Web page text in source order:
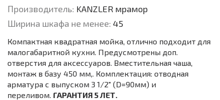
Производитель: KANZLER мрамор
Ширина шкафа не менее: 45
Компактная квадратная мойка, отлично подходит для
малогабаритной кухни. Предусмотрены доп.
отверстия для аксессуаров. Вместительная чаша,
монтаж в базу 450 мм,. Комплектация: отводная
арматура с выпуском 3 1/2" (D=90мм) и
переливом. ГАРАНТИЯ 5 ЛЕТ.